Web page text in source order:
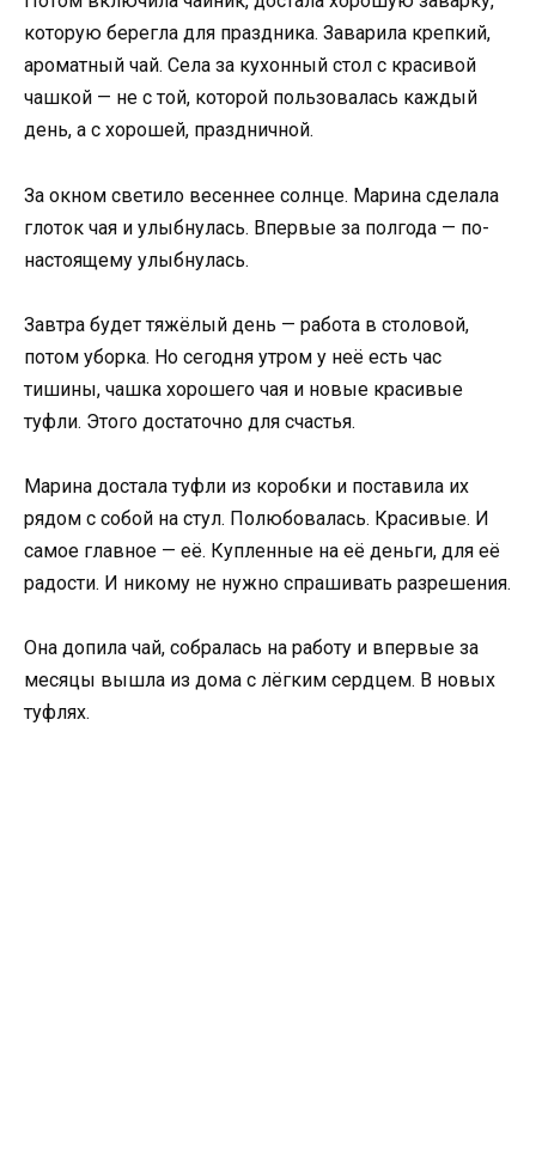
которую берегла для праздника. Заварила крепкий,
ароматный чай. Села за кухонный стол с красивой
чашкой — не с той, которой пользовалась каждый
день, а с хорошей, праздничной.
За окном светило весеннее солнце. Марина сделала
глоток чая и улыбнулась. Впервые за полгода — по-
настоящему улыбнулась.
Завтра будет тяжёлый день — работа в столовой,
потом уборка. Но сегодня утром у неё есть час
тишины, чашка хорошего чая и новые красивые
туфли. Этого достаточно для счастья.
Марина достала туфли из коробки и поставила их
рядом с собой на стул. Полюбовалась. Красивые. И
самое главное — её. Купленные на её деньги, для её
радости. И никому не нужно спрашивать разрешения.
Она допила чай, собралась на работу и впервые за
месяцы вышла из дома с лёгким сердцем. В новых
туфлях.